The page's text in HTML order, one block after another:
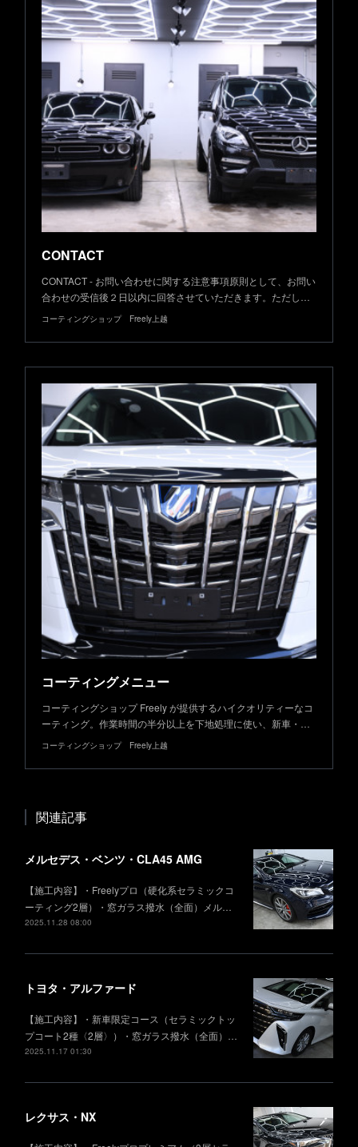
CONTACT
CONTACT - お問い合わせに関する注意事項原則として、お問い
合わせの受信後２日以内に回答させていただきます。ただし…
コーティングショップ Freely上越
コーティングメニュー
コーティングショップ Freely が提供するハイクオリティーなコ
ーティング。作業時間の半分以上を下地処理に使い、新車・…
コーティングショップ Freely上越
関連記事
メルセデス・ベンツ・CLA45 AMG
【施工内容】・Freelyプロ（硬化系セラミックコ
ーティング2層）・窓ガラス撥水（全面）メル…
2025.11.28 08:00
トヨタ・アルファード
【施工内容】・新車限定コース（セラミックトッ
プコート2種〈2層〉）・窓ガラス撥水（全面）…
2025.11.17 01:30
レクサス・NX